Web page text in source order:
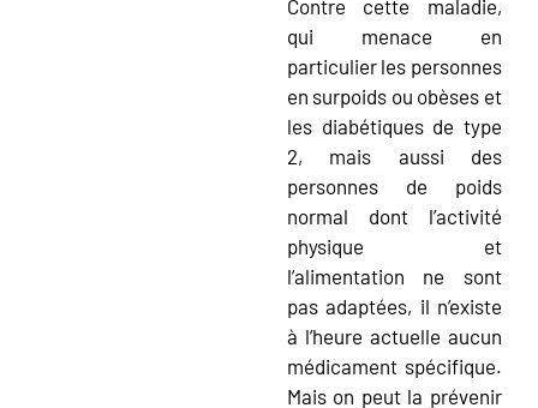
Contre cette maladie,
qui menace en
particulier les personnes
en surpoids ou obèses et
les diabétiques de type
2, mais aussi des
personnes de poids
normal dont l’activité
physique et
l’alimentation ne sont
pas adaptées, il n’existe
à l’heure actuelle aucun
médicament spécifique.
Mais on peut la prévenir